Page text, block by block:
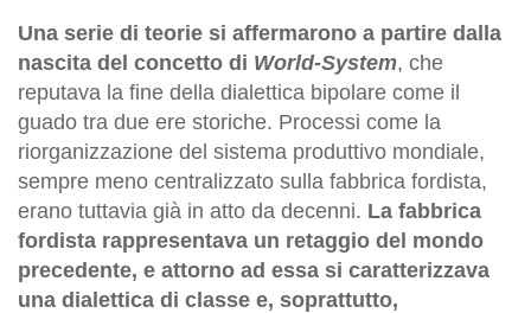
Una serie di teorie si affermarono a partire dalla
nascita del concetto di World-System, che
reputava la fine della dialettica bipolare come il
guado tra due ere storiche. Processi come la
riorganizzazione del sistema produttivo mondiale,
sempre meno centralizzato sulla fabbrica fordista,
erano tuttavia già in atto da decenni. La fabbrica
fordista rappresentava un retaggio del mondo
precedente, e attorno ad essa si caratterizzava
una dialettica di classe e, soprattutto,